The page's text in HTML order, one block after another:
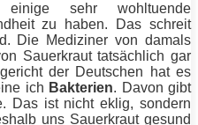
sehr wohltuende
zu haben. Das schreit
Die Mediziner von damals
Sauerkraut tatsächlich gar
der Deutschen hat es
ich Bakterien. Davon gibt
Das ist nicht eklig, sondern
uns Sauerkraut gesund